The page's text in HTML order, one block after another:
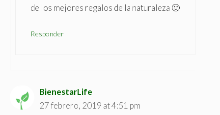
de los mejores regalos de la naturaleza 🙂
Responder
BienestarLife
27 febrero, 2019 at 4:51 pm